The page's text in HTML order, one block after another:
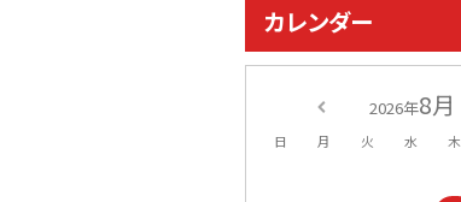
カレンダー
2026年8月
日 月 火 水 木